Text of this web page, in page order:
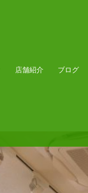
店舗紹介 ブログ